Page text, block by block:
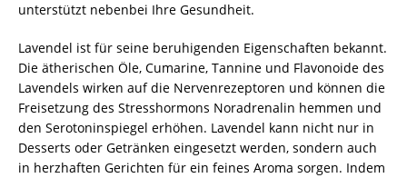
unterstützt nebenbei Ihre Gesundheit.
Lavendel ist für seine beruhigenden Eigenschaften bekannt.
Die ätherischen Öle, Cumarine, Tannine und Flavonoide des
Lavendels wirken auf die Nervenrezeptoren und können die
Freisetzung des Stresshormons Noradrenalin hemmen und
den Serotoninspiegel erhöhen. Lavendel kann nicht nur in
Desserts oder Getränken eingesetzt werden, sondern auch
in herzhaften Gerichten für ein feines Aroma sorgen. Indem